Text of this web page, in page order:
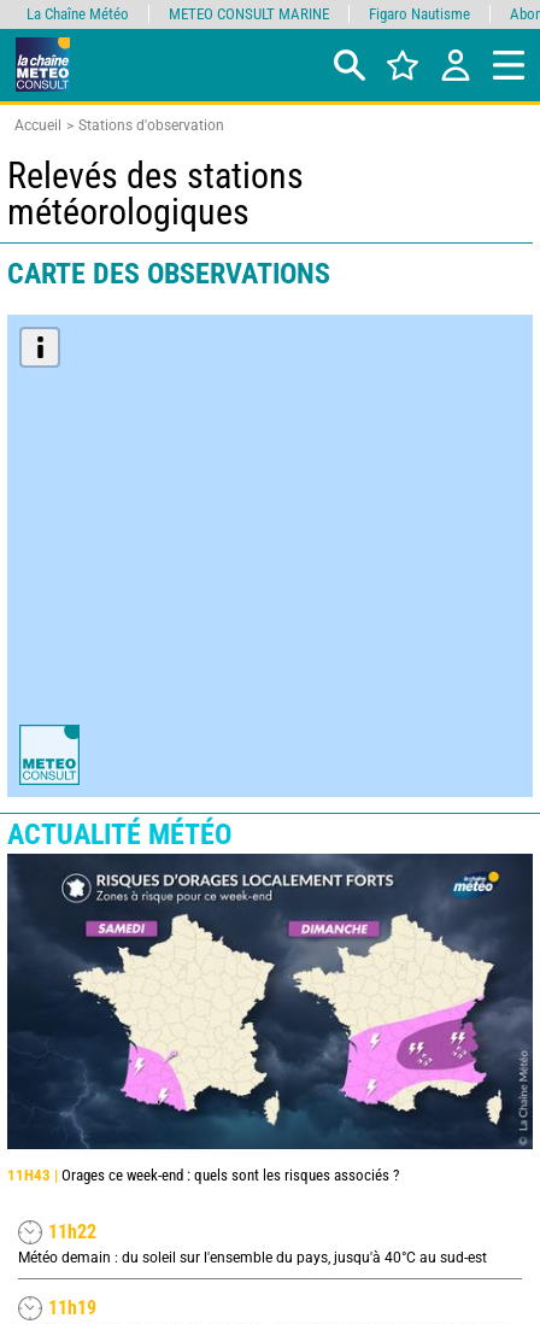
Accueil Stations d'observation
Relevés des stations
météorologiques
CARTE DES OBSERVATIONS
ACTUALITÉ MÉTÉO
11H43 | Orages ce week-end : quels sont les risques associés ?
11h22
Météo demain : du soleil sur l'ensemble du pays, jusqu'à 40°C au sud-est
11h19
La Chaîne Météo METEO CONSULT MARINE Figaro Nautisme